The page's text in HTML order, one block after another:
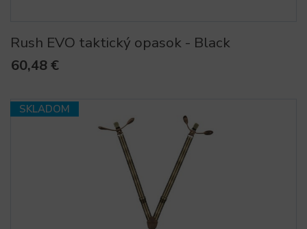
Rush EVO taktický opasok - Black
60,48 €
SKLADOM